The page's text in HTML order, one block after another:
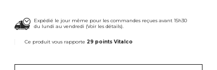
Expédié le jour même pour les commandes reçues avant 15h30
du lundi au vendredi (Voir les détails).
Ce produit vous rapporte 29 points Vitalco